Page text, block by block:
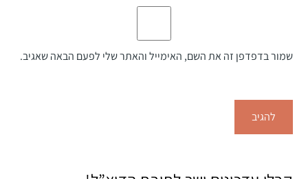
שמור בדפדפן זה את השם, האימייל והאתר שלי לפעם הבאה שאגיב.